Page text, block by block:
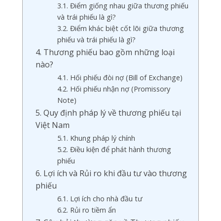
3.1. Điểm giống nhau giữa thương phiếu
và trái phiếu là gì?
3.2. Điểm khác biệt cốt lõi giữa thương
phiếu và trái phiếu là gì?
4. Thương phiếu bao gồm những loại
nào?
4.1. Hối phiếu đòi nợ (Bill of Exchange)
4.2. Hối phiếu nhận nợ (Promissory
Note)
5. Quy định pháp lý về thương phiếu tại
Việt Nam
5.1. Khung pháp lý chính
5.2. Điều kiện để phát hành thương
phiếu
6. Lợi ích và Rủi ro khi đầu tư vào thương
phiếu
6.1. Lợi ích cho nhà đầu tư
6.2. Rủi ro tiềm ẩn